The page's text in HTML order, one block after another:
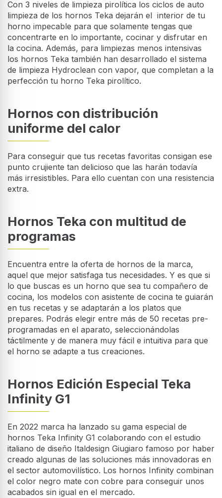
Con 3 niveles de limpieza pirolítica los ciclos de auto
limpieza de los hornos Teka dejarán el interior de tu
horno impecable para que solamente tengas que
concentrarte en lo importante, cocinar y disfrutar en
la cocina. Además, para limpiezas menos intensivas
los hornos Teka también han desarrollado el sistema
de limpieza Hydroclean con vapor, que completan a la
perfección tu horno Teka pirolítico.
Hornos con distribución
uniforme del calor
Para conseguir que tus recetas favoritas consigan ese
punto crujiente tan delicioso que las harán todavía
más irresistibles. Para ello cuentan con una resistencia
extra.
Hornos Teka con multitud de
programas
Encuentra entre la oferta de hornos de la marca,
aquel que mejor satisfaga tus necesidades. Y es que si
lo que buscas es un horno que sea tu compañero de
cocina, los modelos con asistente de cocina te guiarán
en tus recetas y se adaptarán a los platos que
prepares. Podrás elegir entre más de 50 recetas pre-
programadas en el aparato, seleccionándolas
táctilmente y de manera muy fácil e intuitiva para que
el horno se adapte a tus creaciones.
Hornos Edición Especial Teka
Infinity G1
En 2022 marca ha lanzado su gama especial de
hornos Teka Infinity G1 colaborando con el estudio
italiano de diseño Italdesign Giugiaro famoso por haber
creado algunas de las soluciones más innovadoras en
el sector automovilístico. Los hornos Infinity combinan
el color negro mate con cobre para conseguir unos
acabados sin igual en el mercado.